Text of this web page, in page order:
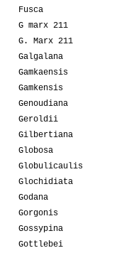
Fusca
G marx 211
G. Marx 211
Galgalana
Gamkaensis
Gamkensis
Genoudiana
Geroldii
Gilbertiana
Globosa
Globulicaulis
Glochidiata
Godana
Gorgonis
Gossypina
Gottlebei